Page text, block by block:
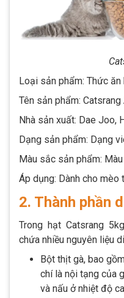
Loại sản phẩm: Thức ăn
Tên sản phẩm:
Nhà sản xuất: Dae Joo,
Dạng sản phẩm: Dạng
Màu sắc sản phẩm: Màu
Áp dụng: Dành cho mèo
2. Thành phần
Trong hạt Catsrang
chứa nhiều nguyên liệu
Bột thịt gà, bao
chí là nội tạng của
và nấu ở nhiệt độ